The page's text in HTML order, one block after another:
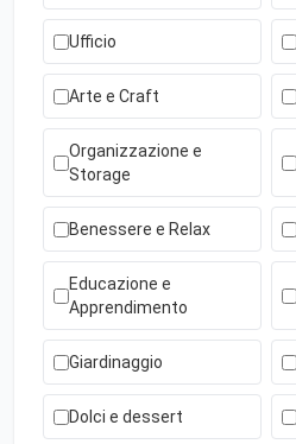
Ufficio
Arte e Craft
Organizzazione e
Storage
Benessere e Relax
Educazione e
Apprendimento
Giardinaggio
Dolci e dessert